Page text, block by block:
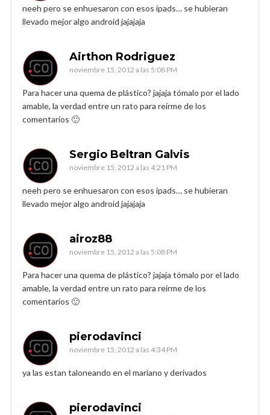
neeh pero se enhuesaron con esos ipads… se hubieran
llevado mejor algo android jajajaja
Airthon Rodriguez
noviembre 15, 2012 a las 5:08 PM
Para hacer una quema de plástico? jajaja tómalo por el lado
amable, la verdad entre un rato para reírme de los
comentarios 🙂
Sergio Beltran Galvis
noviembre 15, 2012 a las 4:21 PM
neeh pero se enhuesaron con esos ipads… se hubieran
llevado mejor algo android jajajaja
airoz88
noviembre 15, 2012 a las 5:08 PM
Para hacer una quema de plástico? jajaja tómalo por el lado
amable, la verdad entre un rato para reírme de los
comentarios 🙂
pierodavinci
noviembre 15, 2012 a las 4:34 PM
ya las estan taloneando en el mariano y derivados
pierodavinci